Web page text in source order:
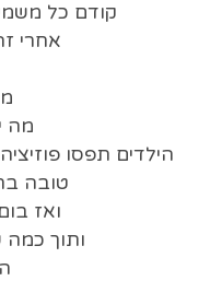
קודם כל
אחרי
מה
הילדים תפסו
טובה
ואז
ותוך כמה